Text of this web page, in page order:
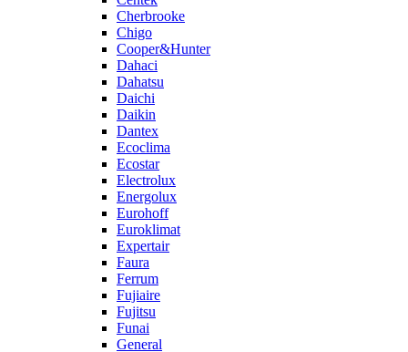
Cherbrooke
Chigo
Cooper&Hunter
Dahaci
Dahatsu
Daichi
Daikin
Dantex
Ecoclima
Ecostar
Electrolux
Energolux
Eurohoff
Euroklimat
Expertair
Faura
Ferrum
Fujiaire
Fujitsu
Funai
General